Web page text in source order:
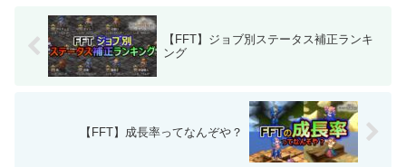
【FFT】ジョブ別ステータス補正ランキ
ング
【FFT】成長率ってなんぞや？